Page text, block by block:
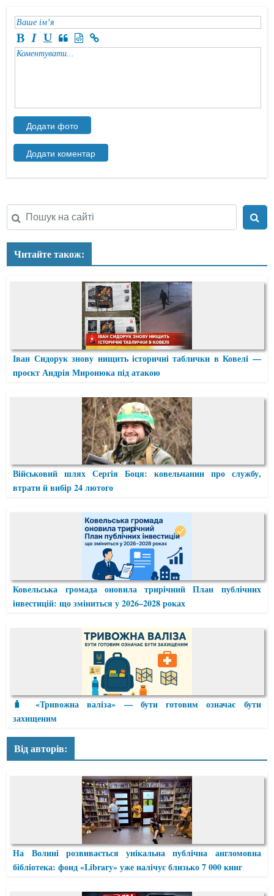
Читайте також:
Іван Сидорук знову нищить історичні таблички в Ковелі —
проєкт Андрія Миронюка під атакою
Військовий шлях Сергія Боця: ковельчанин про службу,
втрати й вибір 24 лютого
Ковельська громада оновила трирічний План публічних
інвестицій: що зміниться у 2026–2028 роках
🧳 «Тривожна валіза» — бути готовим означає бути
захищеним
Від авторів:
На Волині розвивається унікальна публічна англомовна
бібліотека: фонд «Library» уже налічує близько 7 000 книг